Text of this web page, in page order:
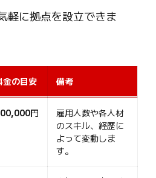
軽に拠点を設立できま
金の目安
備考
円
雇用人数や各人材
のスキル、経歴に
よって変動しま
す。